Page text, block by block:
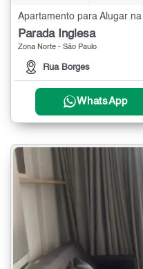
Parada Inglesa
Zona Norte - São Paulo
Rua Borges
WhatsApp